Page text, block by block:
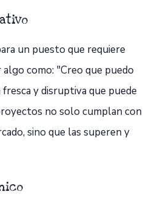
un puesto que requiere
como: "Creo que puedo
y disruptiva que puede
no solo cumplan con
sino que las superen y